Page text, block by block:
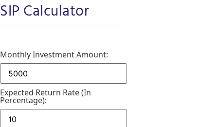
SIP Calculator
Monthly Investment Amount:
Expected Return Rate (in
Percentage):